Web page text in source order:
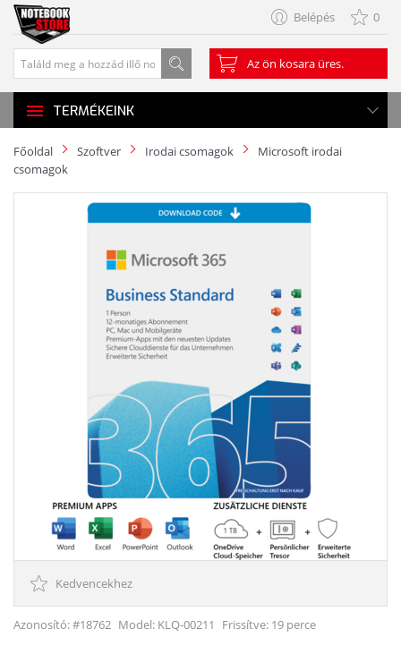
Belépés 0
Az ön kosara üres.
TERMÉKEINK
Főoldal Szoftver Irodai csomagok
Microsoft irodai
csomagok
Kedvencekhez
Azonosító: #18762 Model: KLQ-00211 Frissítve: 19 perce